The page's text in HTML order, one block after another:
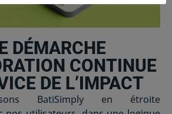
DÉMARCHE
CONTINUE
DE L’IMPACT
BatiSimply en étroite